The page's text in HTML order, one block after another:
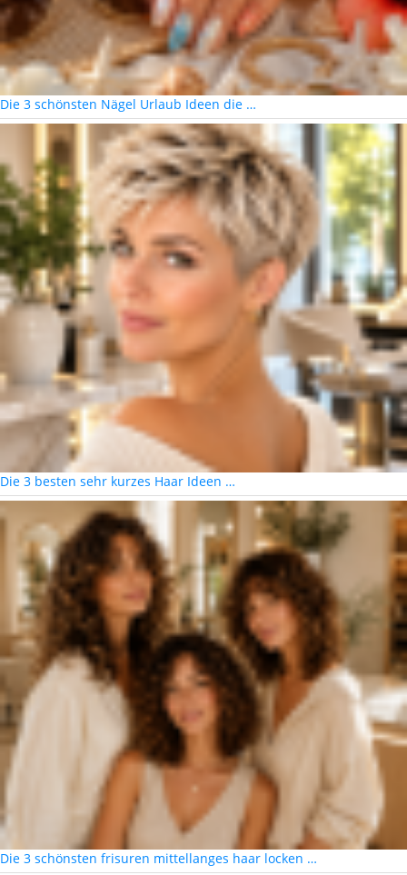
Die 3 schönsten Nägel Urlaub Ideen die …
Die 3 besten sehr kurzes Haar Ideen …
Die 3 schönsten frisuren mittellanges haar locken …